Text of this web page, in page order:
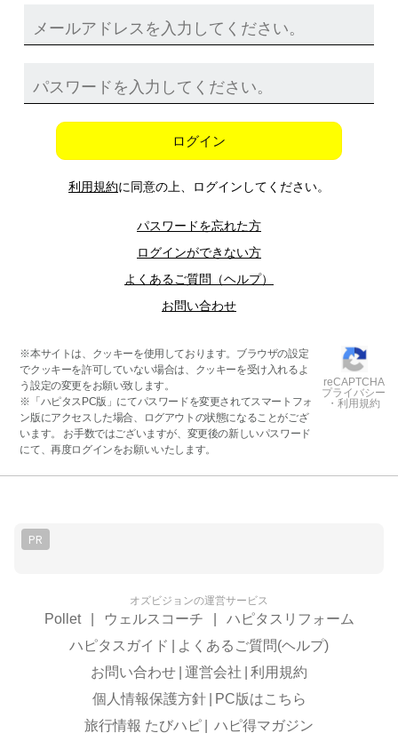
ログイン
利用規約に同意の上、ログインしてください。
パスワードを忘れた方
ログインができない方
よくあるご質問（ヘルプ）
お問い合わせ
※本サイトは、クッキーを使用しております。ブラウザの設定
でクッキーを許可していない場合は、クッキーを受け入れるよ
う設定の変更をお願い致します。
※「ハピタスPC版」にてパスワードを変更されてスマートフォ
ン版にアクセスした場合、ログアウトの状態になることがござ
います。 お手数ではございますが、変更後の新しいパスワード
にて、再度ログインをお願いいたします。
reCAPTCHA
プライバシー
・利用規約
PR
オズビジョンの運営サービス
Pollet ウェルスコーチ
ハピタスリフォーム
ハピタスガイド
よくあるご質問(ヘルプ)
お問い合わせ 運営会社
利用規約
個人情報保護方針
PC版はこちら
旅行情報 たびハピ
ハピ得マガジン